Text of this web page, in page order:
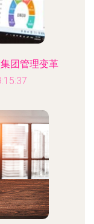
团管理变革